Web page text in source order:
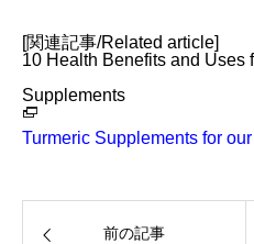
[関連記事/Related article]
10 Health Benefits and Uses
Supplements
Turmeric Supplements for
前の記事